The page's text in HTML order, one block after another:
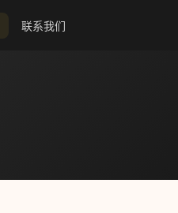
联系我们